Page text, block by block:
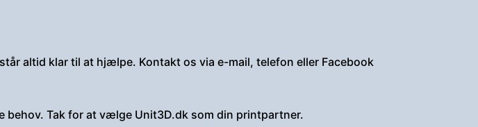
altid klar til at hjælpe. Kontakt os via e-mail, telefon eller Facebook
Tak for at vælge Unit3D.dk som din printpartner.